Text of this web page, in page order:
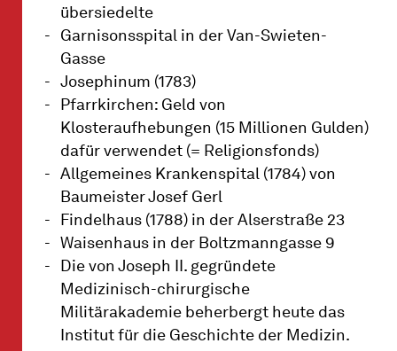
übersiedelte
Garnisonsspital in der Van-Swieten-
Gasse
Josephinum (1783)
Pfarrkirchen: Geld von
Klosteraufhebungen (15 Millionen Gulden)
dafür verwendet (= Religionsfonds)
Allgemeines Krankenspital (1784) von
Baumeister Josef Gerl
Findelhaus (1788) in der Alserstraße 23
Waisenhaus in der Boltzmanngasse 9
Die von Joseph II. gegründete
Medizinisch-chirurgische
Militärakademie beherbergt heute das
Institut für die Geschichte der Medizin.